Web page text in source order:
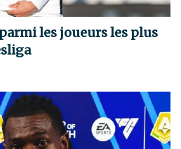
les joueurs les plus